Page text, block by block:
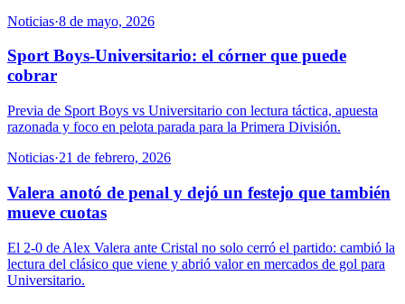
Noticias·8 de mayo, 2026
Sport Boys-Universitario: el córner que puede
cobrar
Previa de Sport Boys vs Universitario con lectura táctica, apuesta
razonada y foco en pelota parada para la Primera División.
Noticias·21 de febrero, 2026
Valera anotó de penal y dejó un festejo que también
mueve cuotas
El 2-0 de Alex Valera ante Cristal no solo cerró el partido: cambió la
lectura del clásico que viene y abrió valor en mercados de gol para
Universitario.